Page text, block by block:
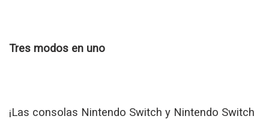
Tres modos en uno
¡Las consolas Nintendo Switch y Nintendo Switch